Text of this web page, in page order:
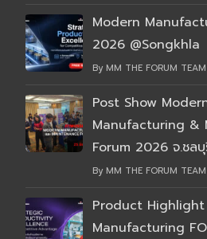
Modern
2026 @Songkhla
By MM THE FORUM
Post Show
Manufacturing &
Forum 2026 จ.ชล
By MM THE FORUM
Product
Manufacturing